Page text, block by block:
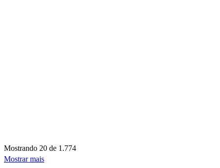
Mostrando 20 de 1.774
Mostrar mais